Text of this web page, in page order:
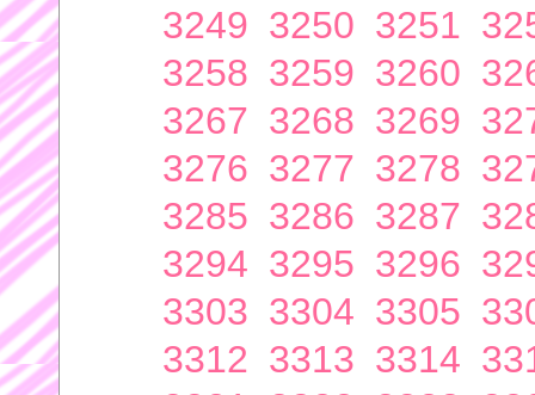
3249 3250 3251
3258 3259 3260
3267 3268 3269
3276 3277 3278
3285 3286 3287
3294 3295 3296
3303 3304 3305
3312 3313 3314